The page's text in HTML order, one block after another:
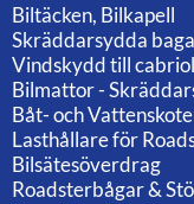
Biltäcken, Bilkapell
Skräddarsydda
Vindskydd till
Bilmattor -
Båt- och
Lasthållare för
Bilsätesöverdrag
Roadsterbågar &